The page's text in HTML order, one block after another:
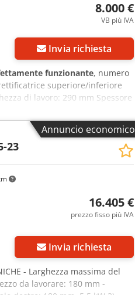
8.000 €
VB più IVA
Invia richiesta
funzionante, numero
superiore/inferiore
di lavoro: 290 mm Spessore
ca. 320 millimetri Dotate: 1x
kW 1x unità di macinazione
del nastro abrasivo: 300 x 1800
11/16 m/min. Aria compressa: 6-
Annuncio economico
23
16.405 €
prezzo fisso più IVA
Invia richiesta
- Larghezza massima del
da lavorare: 180 mm -